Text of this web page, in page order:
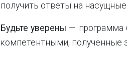
получить ответы на
Будьте уверены — программа
компетентными,